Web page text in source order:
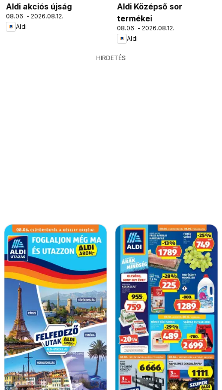
Aldi akciós újság
08.06. - 2026.08.12.
Aldi
Aldi Középső sor
termékei
08.06. - 2026.08.12.
Aldi
HIRDETÉS